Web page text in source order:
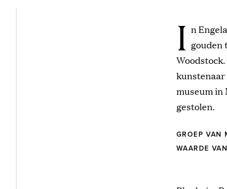
I n
gouden
kunstenaar
museum in
gestolen.
GROEP VAN
WAARDE